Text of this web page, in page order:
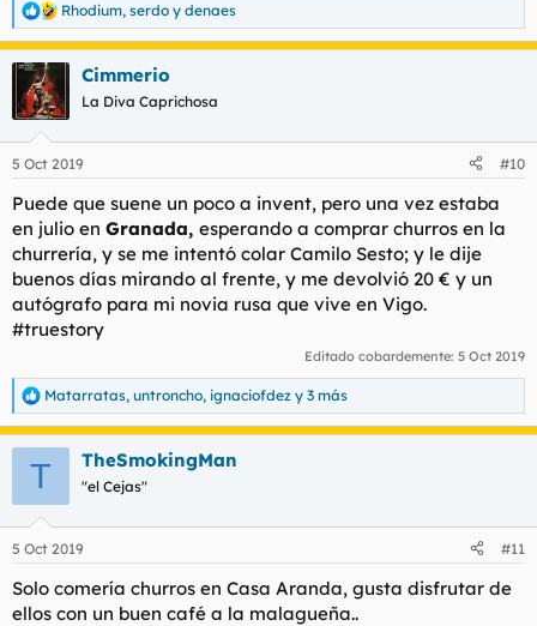
R
e
a
c
c
i
e
:
Rhodium, serdo y denaes
Cimmerio
La Diva Caprichosa
5 Oct 2019 #10
Puede que suene un poco a invent, pero una vez estaba
en julio en Granada, esperando a comprar churros en la
churrería, y se me intentó colar Camilo Sesto; y le dije
buenos días mirando al frente, y me devolvió 20 € y un
autógrafo para mi novia rusa que vive en Vigo.
#truestory
Editado cobardemente: 5 Oct 2019
R
e
a
e
:
Matarratas, untroncho, ignaciofdez y 3 más
T TheSmokingMan
"el Cejas"
5 Oct 2019 #11
Solo comería churros en Casa Aranda, gusta disfrutar de
ellos con un buen café a la malagueña..